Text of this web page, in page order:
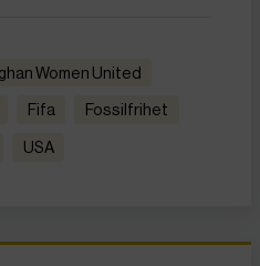
Women United
Fifa fossilfrihet
USA